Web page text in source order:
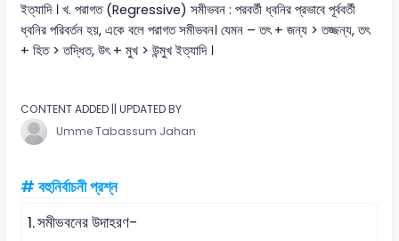
ইত্যাদি । খ. পরাগত (Regressive) সমীভবন : পরবর্তী ধ্বনির প্রভাবে পূর্ববর্তী
ধ্বনির পরিবর্তন হয়, একে বলে পরাগত সমীভবন। যেমন – তৎ + জন্য > তজ্জন্য, তৎ
+ হিত > তদ্ধিত, উৎ + মুখ > উন্মুখ ইত্যাদি ।
CONTENT ADDED || UPDATED BY
Umme Tabassum Jahan
# বহুনির্বাচনী প্রশ্ন
1.সমীভবনের উদাহরণ-